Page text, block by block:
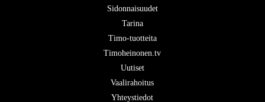
Sidonnaisuudet
Tarina
Timo-tuotteita
Timoheinonen.tv
Uutiset
Vaalirahoitus
Yhteystiedot